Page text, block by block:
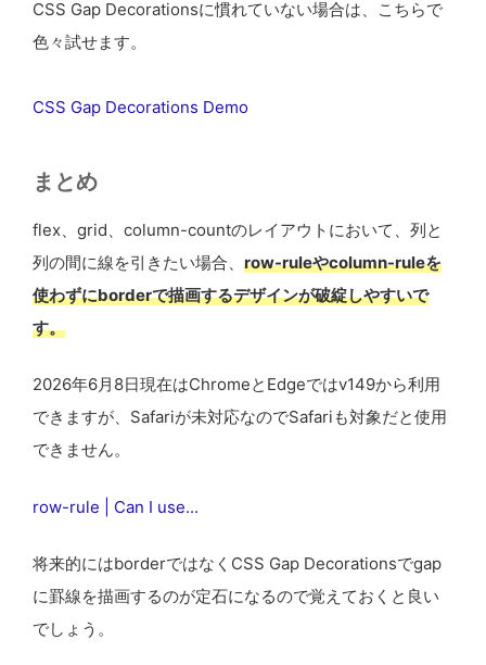
CSS Gap Decorationsに慣れていない場合は、こちらで
色々試せます。
CSS Gap Decorations Demo
まとめ
flex、grid、column-countのレイアウトにおいて、列と
列の間に線を引きたい場合、 row-ruleやcolumn-ruleを
使わずにborderで描画するデザインが破綻しやすいで
す。
2026年6月8日現在はChromeとEdgeではv149から利用
できますが、Safariが未対応なのでSafariも対象だと使用
できません。
row-rule | Can I use...
将来的にはborderではなくCSS Gap Decorationsでgap
に罫線を描画するのが定石になるので覚えておくと良い
でしょう。